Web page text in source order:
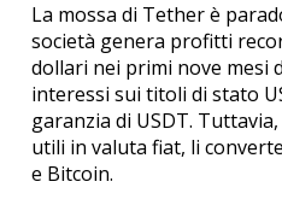
La mossa di Tether è
società genera profitti
dollari nei primi nove mesi
interessi sui titoli di stato
garanzia di USDT.
utili in valuta fiat, li
e Bitcoin.